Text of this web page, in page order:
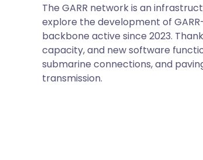
The GARR network is an
explore the development of
backbone active since 2023.
capacity, and new software
submarine connections, and
transmission.